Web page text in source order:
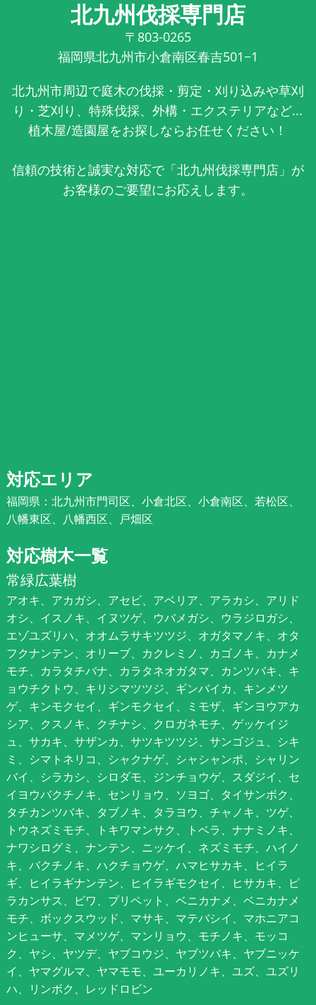
北九州伐採専門店
〒803-0265
福岡県北九州市小倉南区春吉501−1
北九州市周辺で庭木の伐採・剪定・刈り込みや草刈
り・芝刈り、特殊伐採、外構・エクステリアなど...
植木屋/造園屋をお探しならお任せください！
信頼の技術と誠実な対応で「北九州伐採専門店」が
お客様のご要望にお応えします。
対応エリア
福岡県：北九州市門司区、小倉北区、小倉南区、若松区、
八幡東区、八幡西区、戸畑区
対応樹木一覧
常緑広葉樹
アオキ、アカガシ、アセビ、アベリア、アラカシ、アリド
オシ、イスノキ、イヌツゲ、ウバメガシ、ウラジロガシ、
エゾユズリハ、オオムラサキツツジ、オガタマノキ、オタ
フクナンテン、オリーブ、カクレミノ、カゴノキ、カナメ
モチ、カラタチバナ、カラタネオガタマ、カンツバキ、キ
ョウチクトウ、キリシマツツジ、ギンバイカ、キンメツ
ゲ、キンモクセイ、ギンモクセイ、ミモザ、ギンヨウアカ
シア、クスノキ、クチナシ、クロガネモチ、ゲッケイジ
ュ、サカキ、サザンカ、サツキツツジ、サンゴジュ、シキ
ミ、シマトネリコ、シャクナゲ、シャシャンポ、シャリン
バイ、シラカシ、シロダモ、ジンチョウゲ、スダジイ、セ
イヨウバクチノキ、センリョウ、ソヨゴ、タイサンボク、
タチカンツバキ、タブノキ、タラヨウ、チャノキ、ツゲ、
トウネズミモチ、トキワマンサク、トベラ、ナナミノキ、
ナワシログミ、ナンテン、ニッケイ、ネズミモチ、ハイノ
キ、バクチノキ、ハクチョウゲ、ハマヒサカキ、ヒイラ
ギ、ヒイラギナンテン、ヒイラギモクセイ、ヒサカキ、ピ
ラカンサス、ビワ、プリペット、ベニカナメ、ベニカナメ
モチ、ボックスウッド、マサキ、マテバシイ、マホニアコ
ンヒューサ、マメツゲ、マンリョウ、モチノキ、モッコ
ク、ヤシ、ヤツデ、ヤブコウジ、ヤブツバキ、ヤブニッケ
イ、ヤマグルマ、ヤマモモ、ユーカリノキ、ユズ、ユズリ
ハ、リンボク、レッドロビン